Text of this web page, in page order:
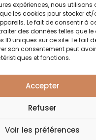
expériences, nous utilisons
les cookies pour stocker
Le fait de consentir à
des données telles que
ID uniques sur ce site. Le fait
son consentement peut
et fonctions.
Accepter
Refuser
Voir les préférences
SUIVEZ-MOI
10, 4020 Liège - BE0
Politique de confidentialité